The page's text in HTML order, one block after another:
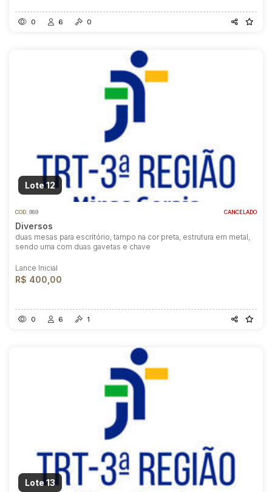
0 6 0
Lote 12
COD. 989 CANCELADO
Diversos
duas mesas para escritório, tampo na cor preta, estrutura em metal,
sendo uma com duas gavetas e chave
Lance Inicial
R$ 400,00
0 6 1
Lote 13